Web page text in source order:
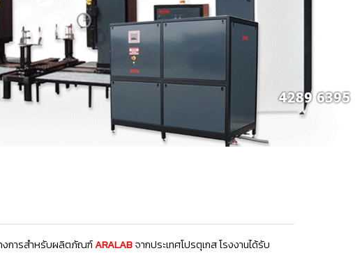
งการสำหรับผลิตภัณฑ์ARALAB จากประเทศโปรตุเกสโรงงานได้รับ